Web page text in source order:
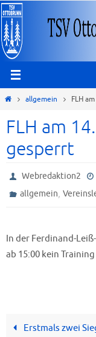
Zum
Inhalt
springen
Startallgemein FLH
FLH am
gesperrt
Webredaktion2
allgemein,
In der Ferdinand-
ab 15:00 kein
Erstmals zwei